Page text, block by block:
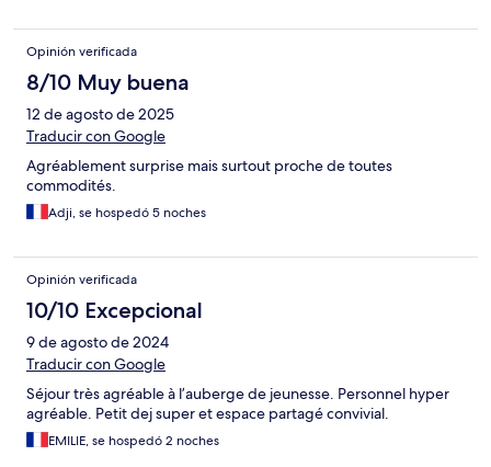
Opinión verificada
8/10 Muy buena
12 de agosto de 2025
Traducir con Google
Agréablement surprise mais surtout proche de toutes
commodités.
Adji, se hospedó 5 noches
Opinión verificada
10/10 Excepcional
9 de agosto de 2024
Traducir con Google
Séjour très agréable à l’auberge de jeunesse. Personnel hyper
agréable. Petit dej super et espace partagé convivial.
EMILIE, se hospedó 2 noches